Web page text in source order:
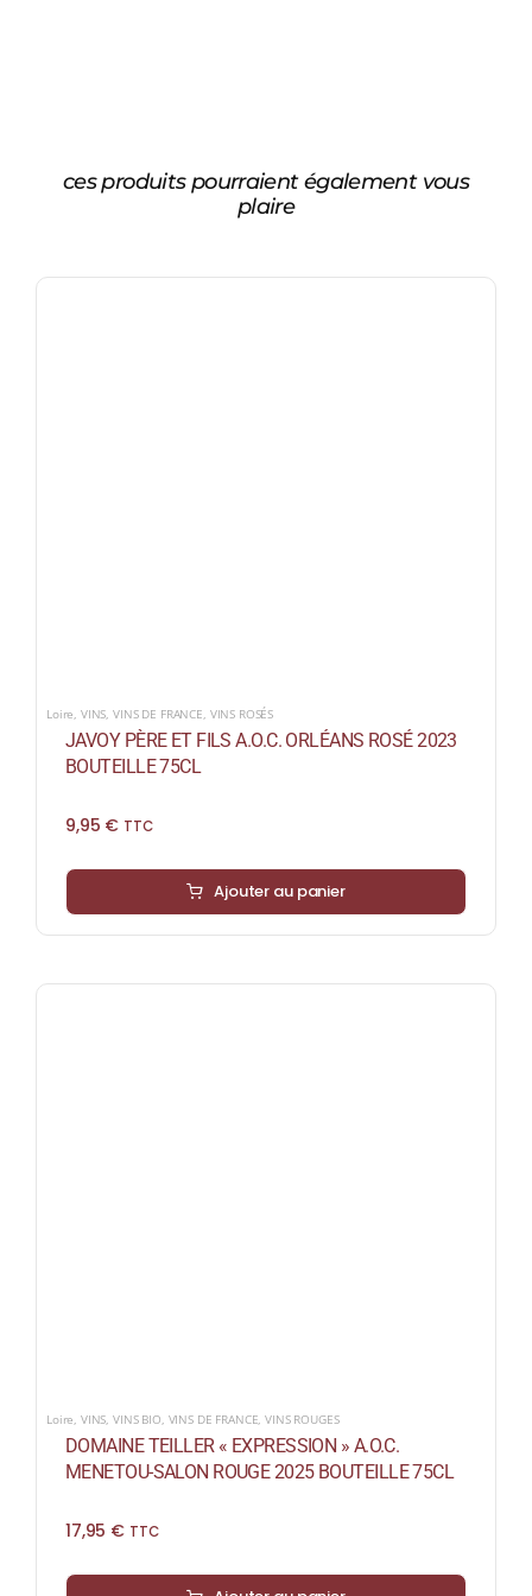
ces produits pourraient également vous
plaire
Loire VINS ,VINS DE FRANCE VINS ROSÉS
JAVOY PÈRE ET FILS A.O.C. ORLÉANS ROSÉ 2023
BOUTEILLE 75CL
9,95 € TTC
Ajouter au panier
Loire, VINS,VINS BIO, VINS DE FRANCE,VINS ROUGES
DOMAINE TEILLER « EXPRESSION » A.O.C.
MENETOU-SALON ROUGE 2025 BOUTEILLE 75CL
17,95 € TTC